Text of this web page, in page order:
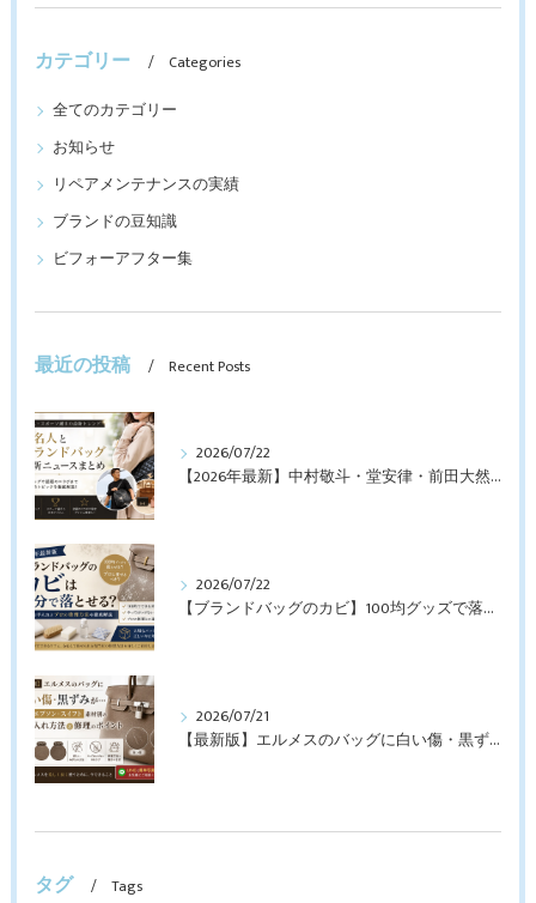
カテゴリー
Categories
全てのカテゴリー
お知らせ
リペアメンテナンスの実績
ブランドの豆知識
ビフォーアフター集
最近の投稿 Recent Posts
2026/07/22
【2026年最新】中村敬斗・堂安律・前田大然も愛用！日本代表選手が持つブランドバッグとは？修理・メンテナンス方法も解説
2026/07/22
【ブランドバッグのカビ】100均グッズで落とせる？プロが教えるNGなお手入れと修理すべきケース【最新版】
2026/07/21
【最新版】エルメスのバッグに白い傷・黒ずみが…トゴ・エプソン・スイフト素材別のお手入れ方法と修理のポイント
タグ Tags